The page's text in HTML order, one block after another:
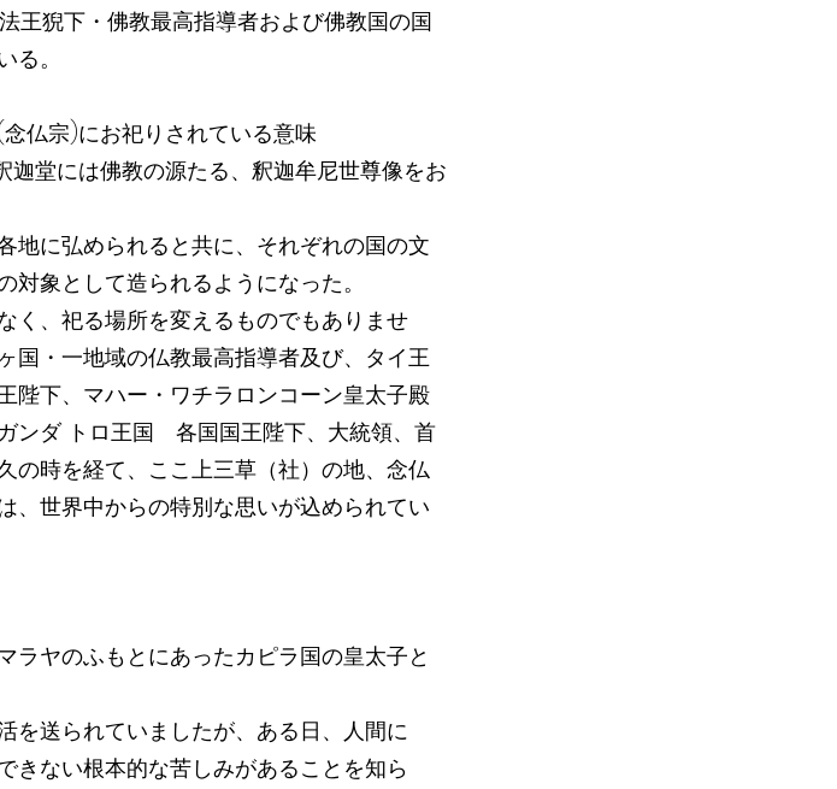
猊下・佛教最高指導者および佛教国の国
。
仏宗)にお祀りされている意味
堂には佛教の源たる、釈迦牟尼世尊像をお
地に弘められると共に、それぞれの国の文
象として造られるようになった。
く、祀る場所を変えるものでもありませ
国・一地域の仏教最高指導者及び、タイ王
下、マハー・ワチラロンコーン皇太子殿
ンダ トロ王国 各国国王陛下、大統領、首
の時を経て、ここ上三草（社）の地、念仏
、世界中からの特別な思いが込められてい
ラヤのふもとにあったカピラ国の皇太子と
を送られていましたが、ある日、人間に
きない根本的な苦しみがあることを知ら